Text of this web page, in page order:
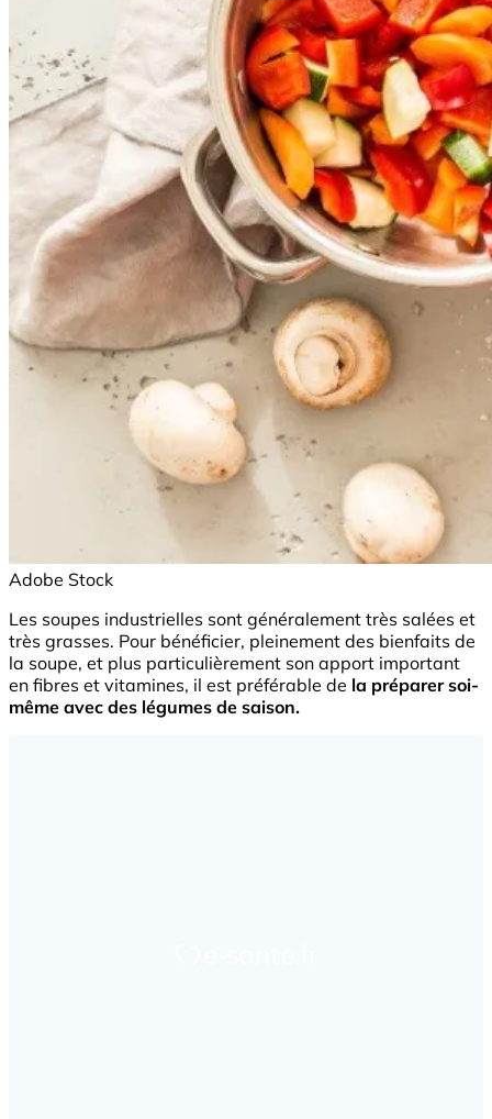
Adobe Stock
Les soupes industrielles sont généralement très salées et
très grasses. Pour bénéficier, pleinement des bienfaits de
la soupe, et plus particulièrement son apport important
en fibres et vitamines, il est préférable de la préparer soi-
même avec des légumes de saison.